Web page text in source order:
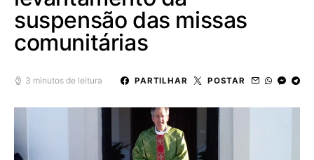
suspensão das missas
comunitárias
3 minutos de leitura PARTILHAR POSTAR